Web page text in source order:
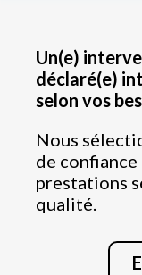
Un(e)
déclaré(e)
selon vos
Nous
de
prestations
qualité.